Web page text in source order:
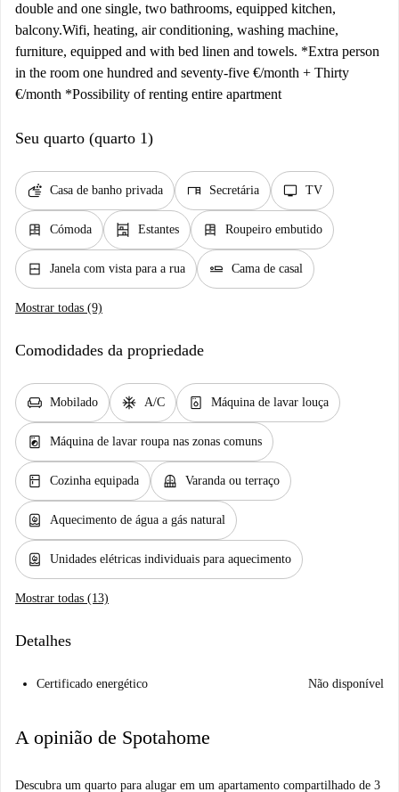
double and one single, two bathrooms, equipped kitchen,
balcony.Wifi, heating, air conditioning, washing machine,
furniture, equipped and with bed linen and towels. *Extra person
in the room one hundred and seventy-five €/month + Thirty
€/month *Possibility of renting entire apartment
Seu quarto (quarto 1)
soap Casa de banho privada desk Secretária tv TV
dresser Cómoda shelves Estantes dresser Roupeiro embutido
window_closed Janela com vista para a rua airline_seat_flat Cama de casal
Mostrar todas (9)
Comodidades da propriedade
chair Mobilado ac_unit A/C dishwasher_gen Máquina de lavar louça
local_laundry_service Máquina de lavar roupa nas zonas comuns
kitchen Cozinha equipada balcony Varanda ou terraço
water_heater Aquecimento de água a gás natural
water_heater Unidades elétricas individuais para aquecimento
Mostrar todas (13)
Detalhes
Certificado energético Não disponível
A opinião de Spotahome
Descubra um quarto para alugar em um apartamento compartilhado de 3